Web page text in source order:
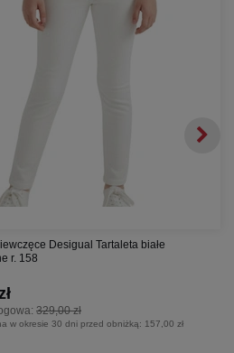
Desigual Tartaleta białe
r. 158
329,00 zł
w okresie 30 dni przed obniżką: 157,00 zł